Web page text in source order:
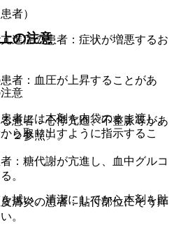
の注意
意
者には本剤を内袋のまま渡し、
ら取り出すように指示するこ
拭い、清潔にしてから本剤を貼
者）
進症の患者：症状が増悪するお
者：血圧が上昇することがあ
患者：心悸亢進、不整脈等があ
２参照〕。
：糖代謝が亢進し、血中グルコ
。
膚炎の患者：貼付部位にそう痒
。